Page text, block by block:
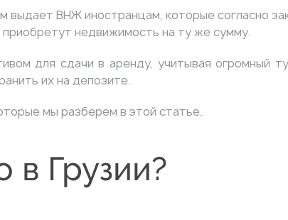
выдает ВНЖ иностранцам, которые согласно
недвижимость на ту же сумму.
для сдачи в аренду, учитывая огромный
их на депозите.
мы разберем в этой статье.
в Грузии?